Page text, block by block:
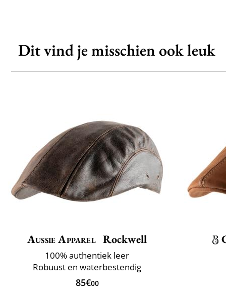
Dit vind je misschien ook leuk
Aussie Apparel Rockwell
100% authentiek leer
Robuust en waterbestendig
85€00